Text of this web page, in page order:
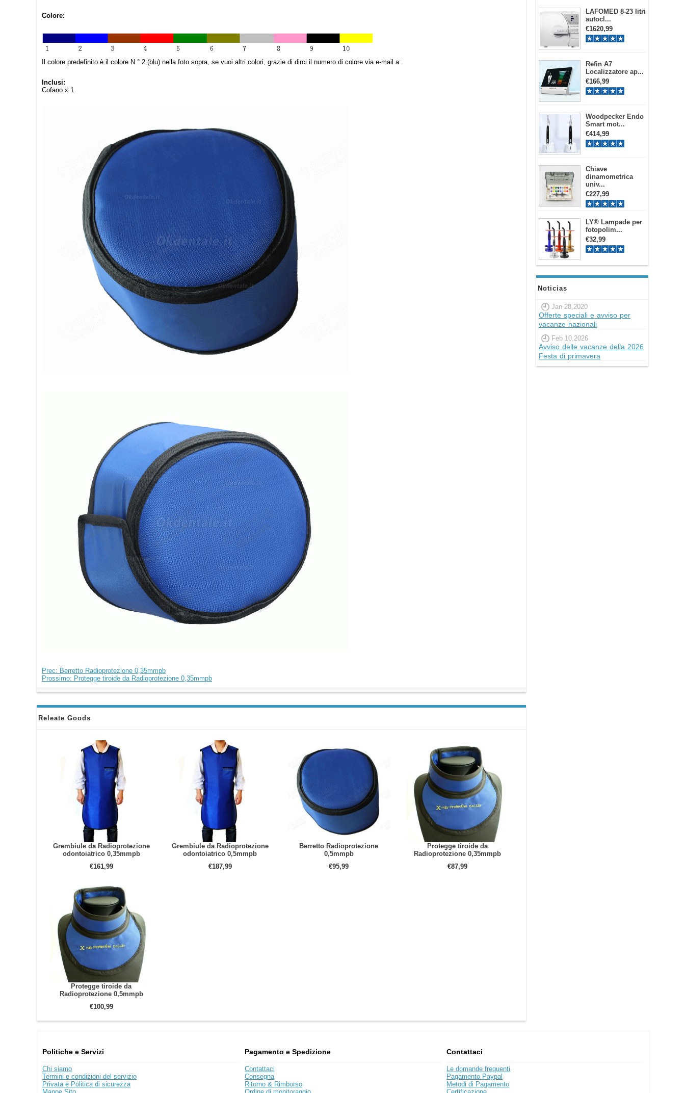
LAFOMED 8-23 litri
autocl...
€1620,99
Refin A7
Localizzatore ap...
€166,99
Woodpecker Endo
Smart mot...
€414,99
Chiave
dinamometrica
univ...
€227,99
LY® Lampade per
fotopolim...
€32,99
Noticias
Jan 28,2020
Offerte speciali e avviso per
vacanze nazionali
Feb 10,2026
Avviso delle vacanze della 2026
Festa di primavera
Colore:
Il colore predefinito è il colore N ° 2 (blu) nella foto sopra, se vuoi altri colori, grazie di dirci il numero di colore via e-mail a:
Inclusi:
Cofano x 1
Prec: Berretto Radioprotezione 0,35mmpb
Prossimo: Protegge tiroide da Radioprotezione 0,35mmpb
Releate Goods
Grembiule da Radioprotezione
odontoiatrico 0,35mmpb
€161,99
Grembiule da Radioprotezione
odontoiatrico 0,5mmpb
€187,99
Berretto Radioprotezione
0,5mmpb
€95,99
Protegge tiroide da
Radioprotezione 0,35mmpb
€87,99
Protegge tiroide da
Radioprotezione 0,5mmpb
€100,99
Politiche e Servizi
Chi siamo
Termini e condizioni del servizio
Privata e Politica di sicurezza
Pagamento e Spedizione
Contattaci
Consegna
Ritorno & Rimborso
Contattaci
Le domande frequenti
Pagamento Paypal
Metodi di Pagamento